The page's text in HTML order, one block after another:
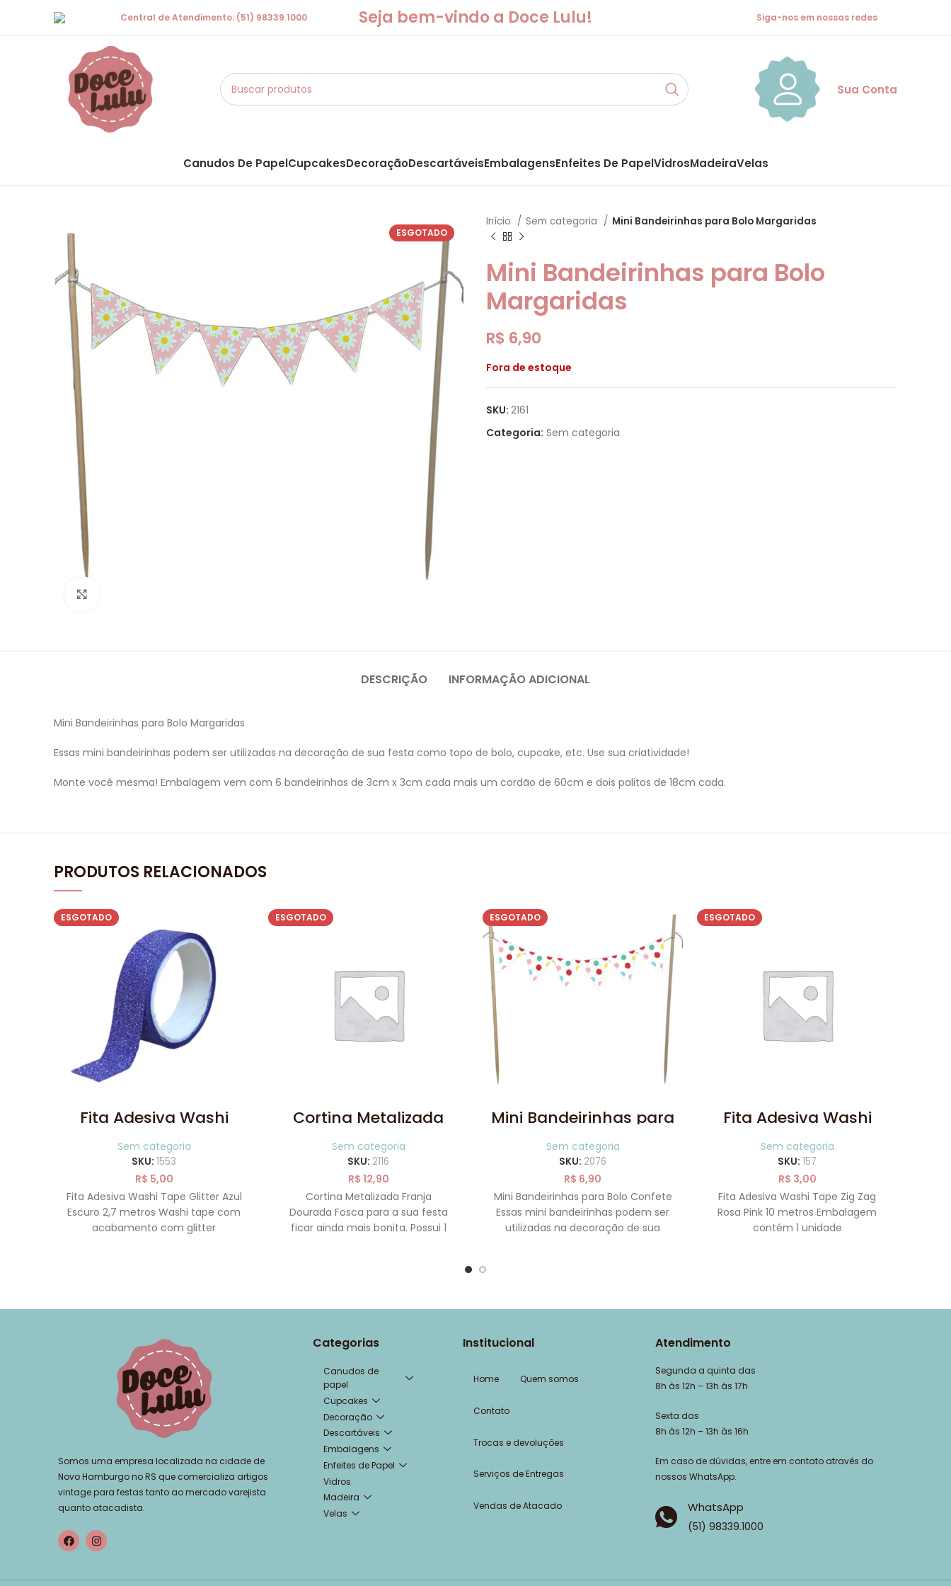
Central de Atendimento: (51) 98339.1000 Seja bem-vindo a Doce Lulu! Siga-nos em nossas redes
Sua Conta
Canudos De PapelCupcakesDecoraçãoDescartáveisEmbalagensEnfeites De PapelVidrosMadeiraVelas
ESGOTADO
Início Sem categoria Mini Bandeirinhas para Bolo Margaridas
Mini Bandeirinhas para Bolo
Margaridas
R$ 6,90
Fora de estoque
SKU: 2161
Categoria: Sem categoria
DESCRIÇÃO INFORMAÇÃO ADICIONAL
Mini Bandeirinhas para Bolo Margaridas
Essas mini bandeirinhas podem ser utilizadas na decoração de sua festa como topo de bolo, cupcake, etc. Use sua criatividade!
Monte você mesma! Embalagem vem com 6 bandeirinhas de 3cm x 3cm cada mais um cordão de 60cm e dois palitos de 18cm cada.
PRODUTOS RELACIONADOS
ESGOTADO
Fita Adesiva Washi
Tape Glitter Azul Escuro
2,7 metros
Sem categoria
SKU: 1553
R$ 5,00
Fita Adesiva Washi Tape Glitter Azul
Escuro 2,7 metros Washi tape com
acabamento com glitter
ESGOTADO
Cortina Metalizada
Franja Dourada Fosca
Sem categoria
SKU: 2116
R$ 12,90
Cortina Metalizada Franja
Dourada Fosca para a sua festa
ficar ainda mais bonita. Possui 1
ESGOTADO
Mini Bandeirinhas para
Bolo Confete
Sem categoria
SKU: 2076
R$ 6,90
Mini Bandeirinhas para Bolo Confete
Essas mini bandeirinhas podem ser
utilizadas na decoração de sua
ESGOTADO
Fita Adesiva Washi
Tape Zig Zag Rosa Pink
10 metros
Sem categoria
SKU: 157
R$ 3,00
Fita Adesiva Washi Tape Zig Zag
Rosa Pink 10 metros Embalagem
contém 1 unidade
Somos uma empresa localizada na cidade de
Novo Hamburgo no RS que comercializa artigos
vintage para festas tanto ao mercado varejista
quanto atacadista.
Categorias
Canudos de
papel
Cupcakes
Decoração
Descartáveis
Embalagens
Enfeites de Papel
Vidros
Madeira
Velas
Institucional
Home Quem somos
Contato
Trocas e devoluções
Serviços de Entregas
Vendas de Atacado
Atendimento
Segunda a quinta das
8h às 12h – 13h às 17h
Sexta das
8h às 12h – 13h às 16h
Em caso de dúvidas, entre em contato através do
nossos WhatsApp.
WhatsApp
(51) 98339.1000